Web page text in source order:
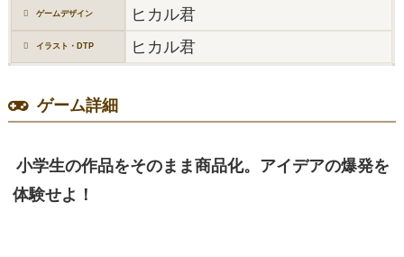
ゲームデザイン ヒカル君
イラスト・DTP ヒカル君
ゲーム詳細
小学生の作品をそのまま商品化。アイデアの爆発を
体験せよ！